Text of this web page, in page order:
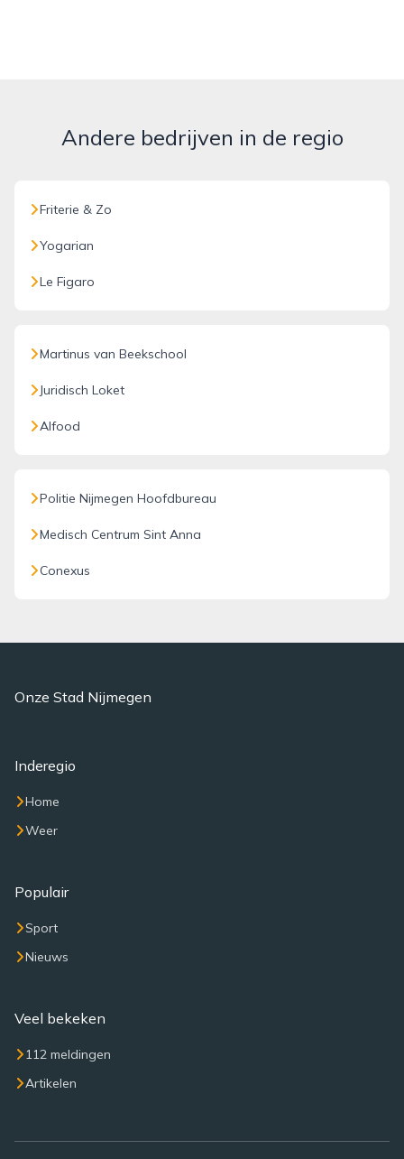
Andere bedrijven in de regio
Friterie & Zo
Yogarian
Le Figaro
Martinus van Beekschool
Juridisch Loket
Alfood
Politie Nijmegen Hoofdbureau
Medisch Centrum Sint Anna
Conexus
Onze Stad Nijmegen
Inderegio
Home
Weer
Populair
Sport
Nieuws
Veel bekeken
112 meldingen
Artikelen